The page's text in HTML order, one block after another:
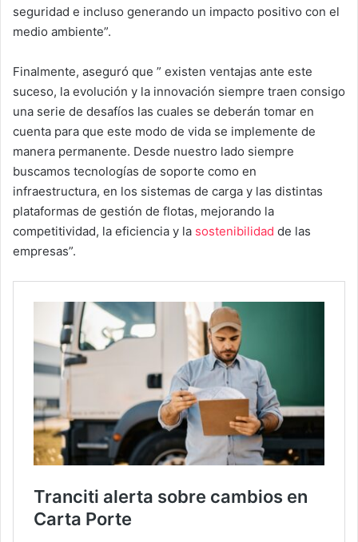
seguridad e incluso generando un impacto positivo con el
medio ambiente”.
Finalmente, aseguró que ” existen ventajas ante este
suceso, la evolución y la innovación siempre traen consigo
una serie de desafíos las cuales se deberán tomar en
cuenta para que este modo de vida se implemente de
manera permanente. Desde nuestro lado siempre
buscamos tecnologías de soporte como en
infraestructura, en los sistemas de carga y las distintas
plataformas de gestión de flotas, mejorando la
competitividad, la eficiencia y la sostenibilidad de las
empresas”.